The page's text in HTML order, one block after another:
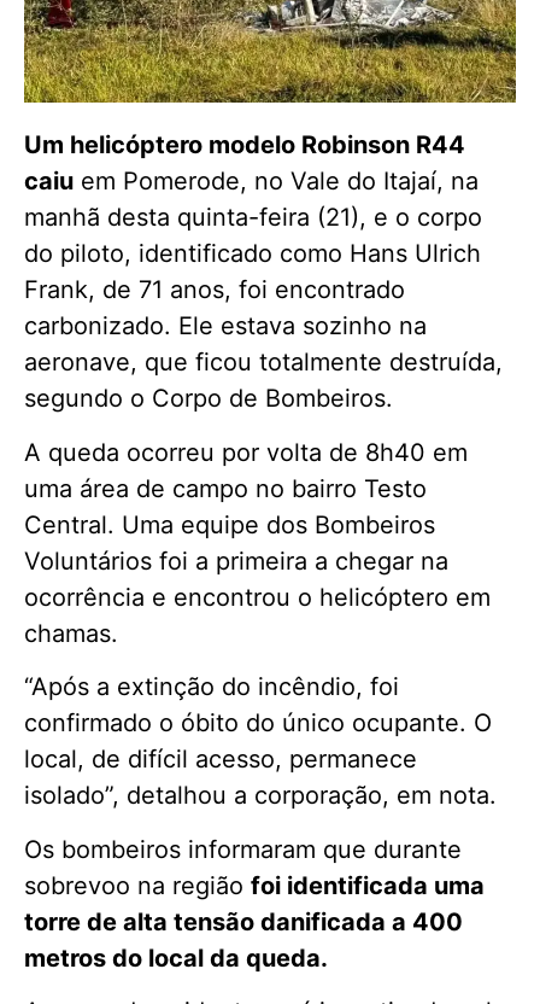
Um helicóptero modelo Robinson R44
caiu em Pomerode, no Vale do Itajaí, na
manhã desta quinta-feira (21), e o corpo
do piloto, identificado como Hans Ulrich
Frank, de 71 anos, foi encontrado
carbonizado. Ele estava sozinho na
aeronave, que ficou totalmente destruída,
segundo o Corpo de Bombeiros.
A queda ocorreu por volta de 8h40 em
uma área de campo no bairro Testo
Central. Uma equipe dos Bombeiros
Voluntários foi a primeira a chegar na
ocorrência e encontrou o helicóptero em
chamas.
“Após a extinção do incêndio, foi
confirmado o óbito do único ocupante. O
local, de difícil acesso, permanece
isolado”, detalhou a corporação, em nota.
Os bombeiros informaram que durante
sobrevoo na região foi identificada uma
torre de alta tensão danificada a 400
metros do local da queda.